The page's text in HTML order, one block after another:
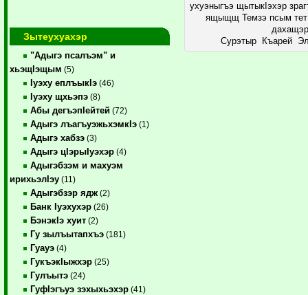
Зытеухуахэр
"Адыгэ псалъэм" и
хьэщIэщым (5)
Iуэху еплъыкIэ (46)
Iуэху щхьэпэ (8)
Абы дегъэпIейтей (72)
Адыгэ лъагъуэжьхэмкIэ (1)
Адыгэ хабзэ (3)
Адыгэ цIэрыIуэхэр (4)
Адыгэбзэм и махуэм
ирихьэлIэу (11)
Адыгэбзэр ядж (2)
Банк Iуэхухэр (26)
БэнэкIэ хуит (2)
Гу зылъытапхъэ (181)
Гуауэ (4)
ГукъэкIыжхэр (25)
Гулъытэ (24)
ГуфIэгъуэ зэхыхьэхэр (41)
ухуэныгъэ щытыкIэхэр
ящыщщ Темзэ псым
Сурэтыр Къарей